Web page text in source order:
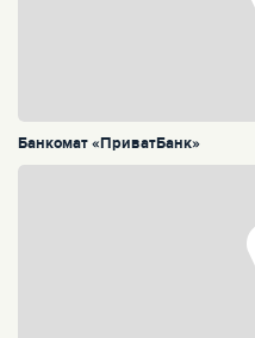
Банкомат «ПриватБанк»